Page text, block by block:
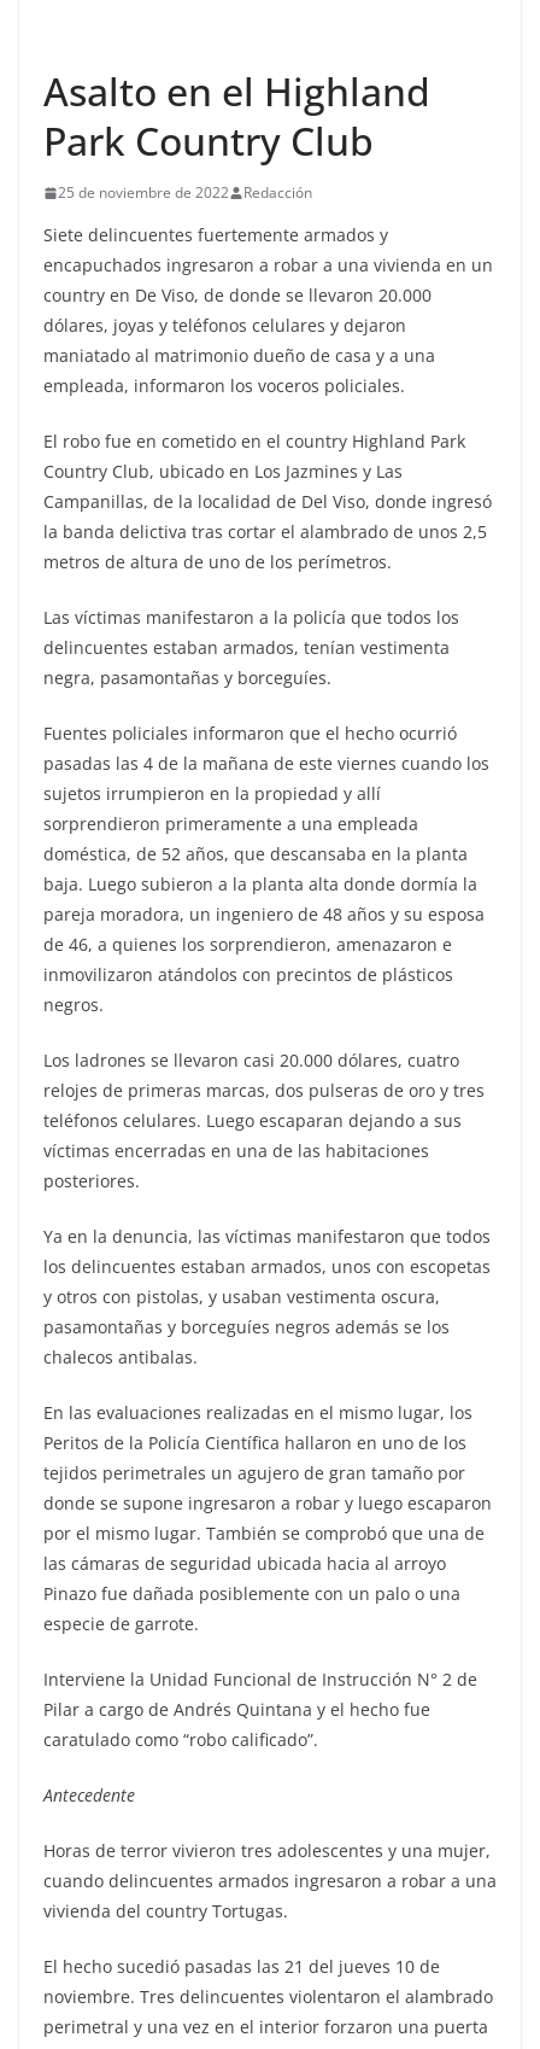
Asalto en el Highland
Park Country Club
25 de noviembre de 2022 Redacción
Siete delincuentes fuertemente armados y
encapuchados ingresaron a robar a una vivienda en un
country en De Viso, de donde se llevaron 20.000
dólares, joyas y teléfonos celulares y dejaron
maniatado al matrimonio dueño de casa y a una
empleada, informaron los voceros policiales.
El robo fue en cometido en el country Highland Park
Country Club, ubicado en Los Jazmines y Las
Campanillas, de la localidad de Del Viso, donde ingresó
la banda delictiva tras cortar el alambrado de unos 2,5
metros de altura de uno de los perímetros.
Las víctimas manifestaron a la policía que todos los
delincuentes estaban armados, tenían vestimenta
negra, pasamontañas y borceguíes.
Fuentes policiales informaron que el hecho ocurrió
pasadas las 4 de la mañana de este viernes cuando los
sujetos irrumpieron en la propiedad y allí
sorprendieron primeramente a una empleada
doméstica, de 52 años, que descansaba en la planta
baja. Luego subieron a la planta alta donde dormía la
pareja moradora, un ingeniero de 48 años y su esposa
de 46, a quienes los sorprendieron, amenazaron e
inmovilizaron atándolos con precintos de plásticos
negros.
Los ladrones se llevaron casi 20.000 dólares, cuatro
relojes de primeras marcas, dos pulseras de oro y tres
teléfonos celulares. Luego escaparan dejando a sus
víctimas encerradas en una de las habitaciones
posteriores.
Ya en la denuncia, las víctimas manifestaron que todos
los delincuentes estaban armados, unos con escopetas
y otros con pistolas, y usaban vestimenta oscura,
pasamontañas y borceguíes negros además se los
chalecos antibalas.
En las evaluaciones realizadas en el mismo lugar, los
Peritos de la Policía Científica hallaron en uno de los
tejidos perimetrales un agujero de gran tamaño por
donde se supone ingresaron a robar y luego escaparon
por el mismo lugar. También se comprobó que una de
las cámaras de seguridad ubicada hacia al arroyo
Pinazo fue dañada posiblemente con un palo o una
especie de garrote.
Interviene la Unidad Funcional de Instrucción N° 2 de
Pilar a cargo de Andrés Quintana y el hecho fue
caratulado como “robo calificado”.
Antecedente
Horas de terror vivieron tres adolescentes y una mujer,
cuando delincuentes armados ingresaron a robar a una
vivienda del country Tortugas.
El hecho sucedió pasadas las 21 del jueves 10 de
noviembre. Tres delincuentes violentaron el alambrado
perimetral y una vez en el interior forzaron una puerta